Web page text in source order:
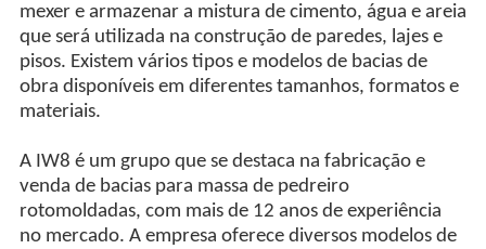
mexer e armazenar a mistura de cimento, água e areia
que será utilizada na construção de paredes, lajes e
pisos. Existem vários tipos e modelos de bacias de
obra disponíveis em diferentes tamanhos, formatos e
materiais.
A IW8 é um grupo que se destaca na fabricação e
venda de bacias para massa de pedreiro
rotomoldadas, com mais de 12 anos de experiência
no mercado. A empresa oferece diversos modelos de